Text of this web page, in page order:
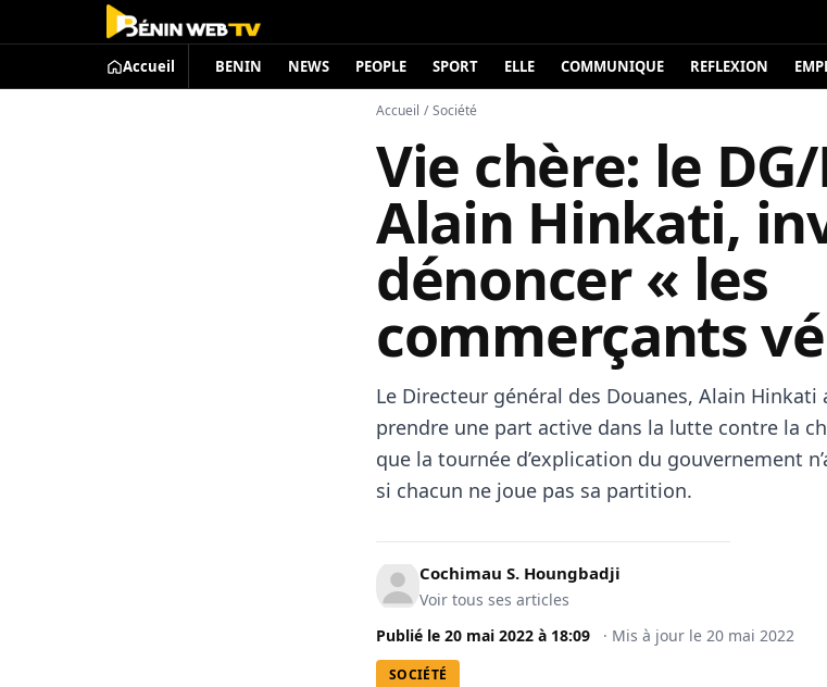
Accueil BENIN NEWS PEOPLE SPORT ELLE COMMUNIQUE REFLEXION
Accueil / Société
Vie chère: le
Alain Hinkati,
dénoncer « les
commerçants
Le Directeur général des Douanes, Alain
prendre une part active dans la lutte contre la
que la tournée d’explication du gouvernement
si chacun ne joue pas sa partition.
Cochimau S. Houngbadji
Voir tous ses articles
Publié le 20 mai 2022 à 18:09 · Mis à jour le 20 mai 2022
SOCIÉTÉ